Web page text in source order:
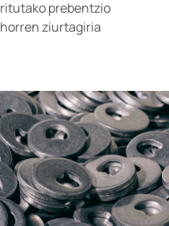
prebentzio
ziurtagiria